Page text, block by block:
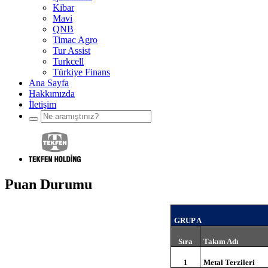
Kibar
Mavi
QNB
Timac Agro
Tur Assist
Turkcell
Türkiye Finans
Ana Sayfa
Hakkımızda
İletişim
Puan Durumu
GRUP A
Sıra Takım Adı
1 Metal Terzileri